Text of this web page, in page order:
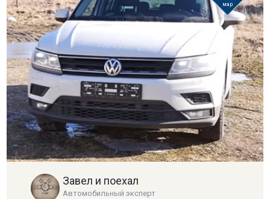
мар
Завел и поехал
Автомобильный эксперт